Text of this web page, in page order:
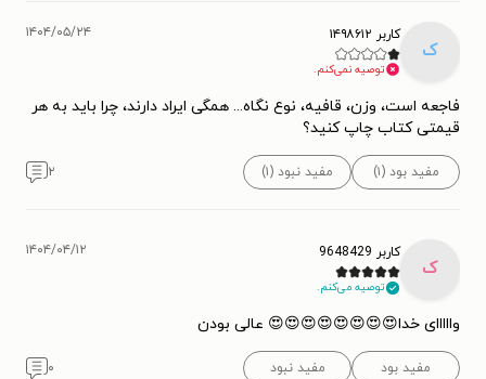
ک
کاربر ۱۴۹۸۶۱۲
توصیه نمی‌کنم.
۱۴۰۴/۰۵/۲۴
فاجعه است، وزن، قافیه، نوع نگاه... همگی ایراد دارند، چرا باید به هر
قیمتی کتاب چاپ کنید؟
مفید بود (۱) مفید نبود (۱) ۲
ک
کاربر 9648429
توصیه می‌کنم.
۱۴۰۴/۰۴/۱۲
وااااای خدا😍😍😍😍😍😍😍😍 عالی بودن
مفید بود مفید نبود ۰